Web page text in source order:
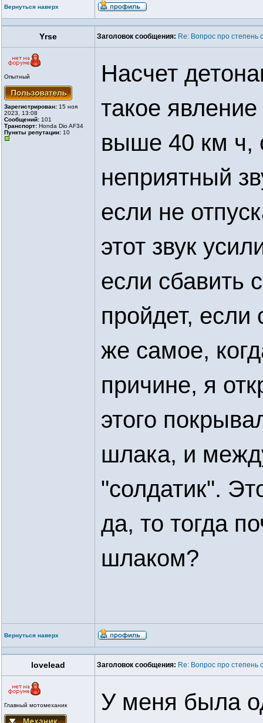
Вернуться наверх
Yrse Заголовок сообщения: Re: Вопрос про степень
Опытный
Зарегистрирован: 15 ноя
2023, 13:08
Сообщений: 101
Транспорт: Honda Dio AF34
Пункты репутации: 10
Насчет
такое
выше 40 км ч,
неприятный
если не
этот звук
если сбавить
пройдет, если
же самое,
причине, я
этого
шлака, и
"солдатик".
да, то тогда
шлаком?
Вернуться наверх
lovelead Заголовок сообщения: Re: Вопрос про степень
Главный мотомеханик
У меня была